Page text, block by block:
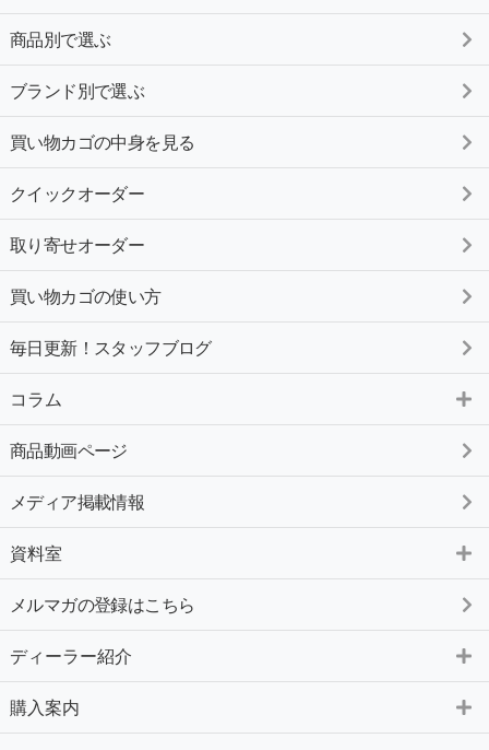
商品別で選ぶ
ブランド別で選ぶ
買い物カゴの中身を見る
クイックオーダー
取り寄せオーダー
買い物カゴの使い方
毎日更新！スタッフブログ
コラム
商品動画ページ
メディア掲載情報
資料室
メルマガの登録はこちら
ディーラー紹介
購入案内